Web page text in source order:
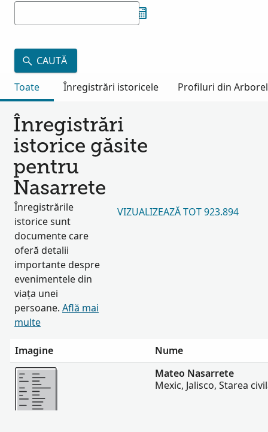
CAUTĂ
Toate
Înregistrări istoricele Profiluri din
Înregistrări
istorice găsite
pentru
Nasarrete
Înregistrările
istorice sunt
documente care
oferă detalii
importante despre
evenimentele din
viața unei
persoane. Află mai
multe
VIZUALIZEAZĂ TOT 923.894
Imagine
Nume
Mai multe
Mateo Nasarrete
Mexic, Jalisco, Starea